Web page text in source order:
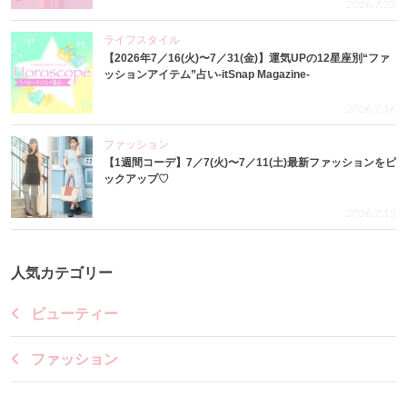
2026.7.22
ライフスタイル
【2026年7／16(火)〜7／31(金)】運気UPの12星座別“ファ
ッションアイテム”占い-itSnap Magazine-
2026.7.16
ファッション
【1週間コーデ】7／7(火)〜7／11(土)最新ファッションをピ
ックアップ♡
2026.7.15
人気カテゴリー
ビューティー
ファッション